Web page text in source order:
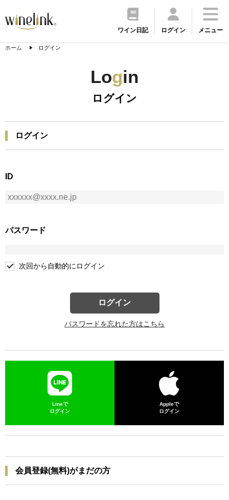
ワイン日記 ログイン メニュー
ホーム ログイン
Login
ログイン
ログイン
ID
パスワード
次回から自動的にログイン
ログイン
パスワードを忘れた方はこちら
Lineで
ログイン
Appleで
ログイン
会員登録(無料)がまだの方